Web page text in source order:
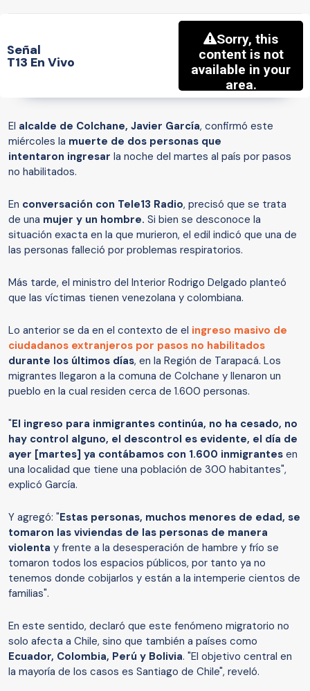
Señal
T13 En Vivo
El alcalde de Colchane, Javier García, confirmó este
miércoles la muerte de dos personas que
intentaron ingresar la noche del martes al país por pasos
no habilitados.
En conversación con Tele13 Radio, precisó que se trata
de una mujer y un hombre. Si bien se desconoce la
situación exacta en la que murieron, el edil indicó que una de
las personas falleció por problemas respiratorios.
Más tarde, el ministro del Interior Rodrigo Delgado planteó
que las víctimas tienen venezolana y colombiana.
Lo anterior se da en el contexto de el ingreso masivo de
ciudadanos extranjeros por pasos no habilitados
durante los últimos días, en la Región de Tarapacá. Los
migrantes llegaron a la comuna de Colchane y llenaron un
pueblo en la cual residen cerca de 1.600 personas.
"El ingreso para inmigrantes continúa, no ha cesado, no
hay control alguno, el descontrol es evidente, el día de
ayer [martes] ya contábamos con 1.600 inmigrantes en
una localidad que tiene una población de 300 habitantes",
explicó García.
Y agregó: "Estas personas, muchos menores de edad, se
tomaron las viviendas de las personas de manera
violenta y frente a la desesperación de hambre y frío se
tomaron todos los espacios públicos, por tanto ya no
tenemos donde cobijarlos y están a la intemperie cientos de
familias".
En este sentido, declaró que este fenómeno migratorio no
solo afecta a Chile, sino que también a países como
Ecuador, Colombia, Perú y Bolivia. "El objetivo central en
la mayoría de los casos es Santiago de Chile", reveló.